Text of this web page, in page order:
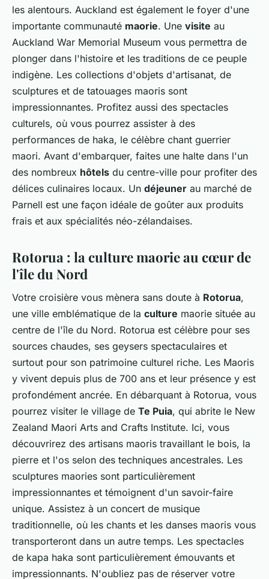
les alentours. Auckland est également le foyer d'une
importante communauté maorie. Une visite au
Auckland War Memorial Museum vous permettra de
plonger dans l'histoire et les traditions de ce peuple
indigène. Les collections d'objets d'artisanat, de
sculptures et de tatouages maoris sont
impressionnantes. Profitez aussi des spectacles
culturels, où vous pourrez assister à des
performances de haka, le célèbre chant guerrier
maori. Avant d'embarquer, faites une halte dans l'un
des nombreux hôtels du centre-ville pour profiter des
délices culinaires locaux. Un déjeuner au marché de
Parnell est une façon idéale de goûter aux produits
frais et aux spécialités néo-zélandaises.
Rotorua : la culture maorie au cœur de
l'île du Nord
Votre croisière vous mènera sans doute à Rotorua,
une ville emblématique de la culture maorie située au
centre de l'île du Nord. Rotorua est célèbre pour ses
sources chaudes, ses geysers spectaculaires et
surtout pour son patrimoine culturel riche. Les Maoris
y vivent depuis plus de 700 ans et leur présence y est
profondément ancrée. En débarquant à Rotorua, vous
pourrez visiter le village de Te Puia, qui abrite le New
Zealand Maori Arts and Crafts Institute. Ici, vous
découvrirez des artisans maoris travaillant le bois, la
pierre et l'os selon des techniques ancestrales. Les
sculptures maories sont particulièrement
impressionnantes et témoignent d'un savoir-faire
unique. Assistez à un concert de musique
traditionnelle, où les chants et les danses maoris vous
transporteront dans un autre temps. Les spectacles
de kapa haka sont particulièrement émouvants et
impressionnants. N'oubliez pas de réserver votre